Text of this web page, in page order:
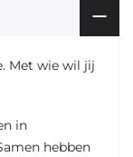
Met wie wil jij
in
hebben